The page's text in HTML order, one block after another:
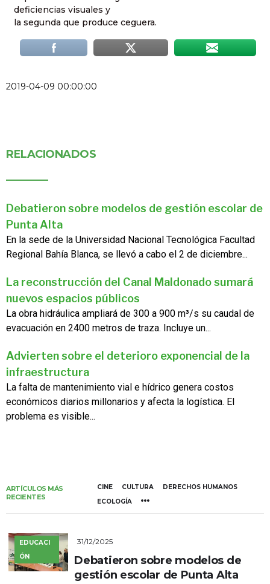
deficiencias visuales y
la segunda que produce ceguera.
2019-04-09 00:00:00
RELACIONADOS
Debatieron sobre modelos de gestión escolar de
Punta Alta
En la sede de la Universidad Nacional Tecnológica Facultad
Regional Bahía Blanca, se llevó a cabo el 2 de diciembre...
La reconstrucción del Canal Maldonado sumará
nuevos espacios públicos
La obra hidráulica ampliará de 300 a 900 m³/s su caudal de
evacuación en 2400 metros de traza. Incluye un...
Advierten sobre el deterioro exponencial de la
infraestructura
La falta de mantenimiento vial e hídrico genera costos
económicos diarios millonarios y afecta la logística. El
problema es visible...
ARTÍCULOS MÁS
RECIENTES
CINE CULTURA
DERECHOS HUMANOS
ECOLOGÍA
EDUCACI
ÓN
31/12/2025
Debatieron sobre modelos de
gestión escolar de Punta Alta